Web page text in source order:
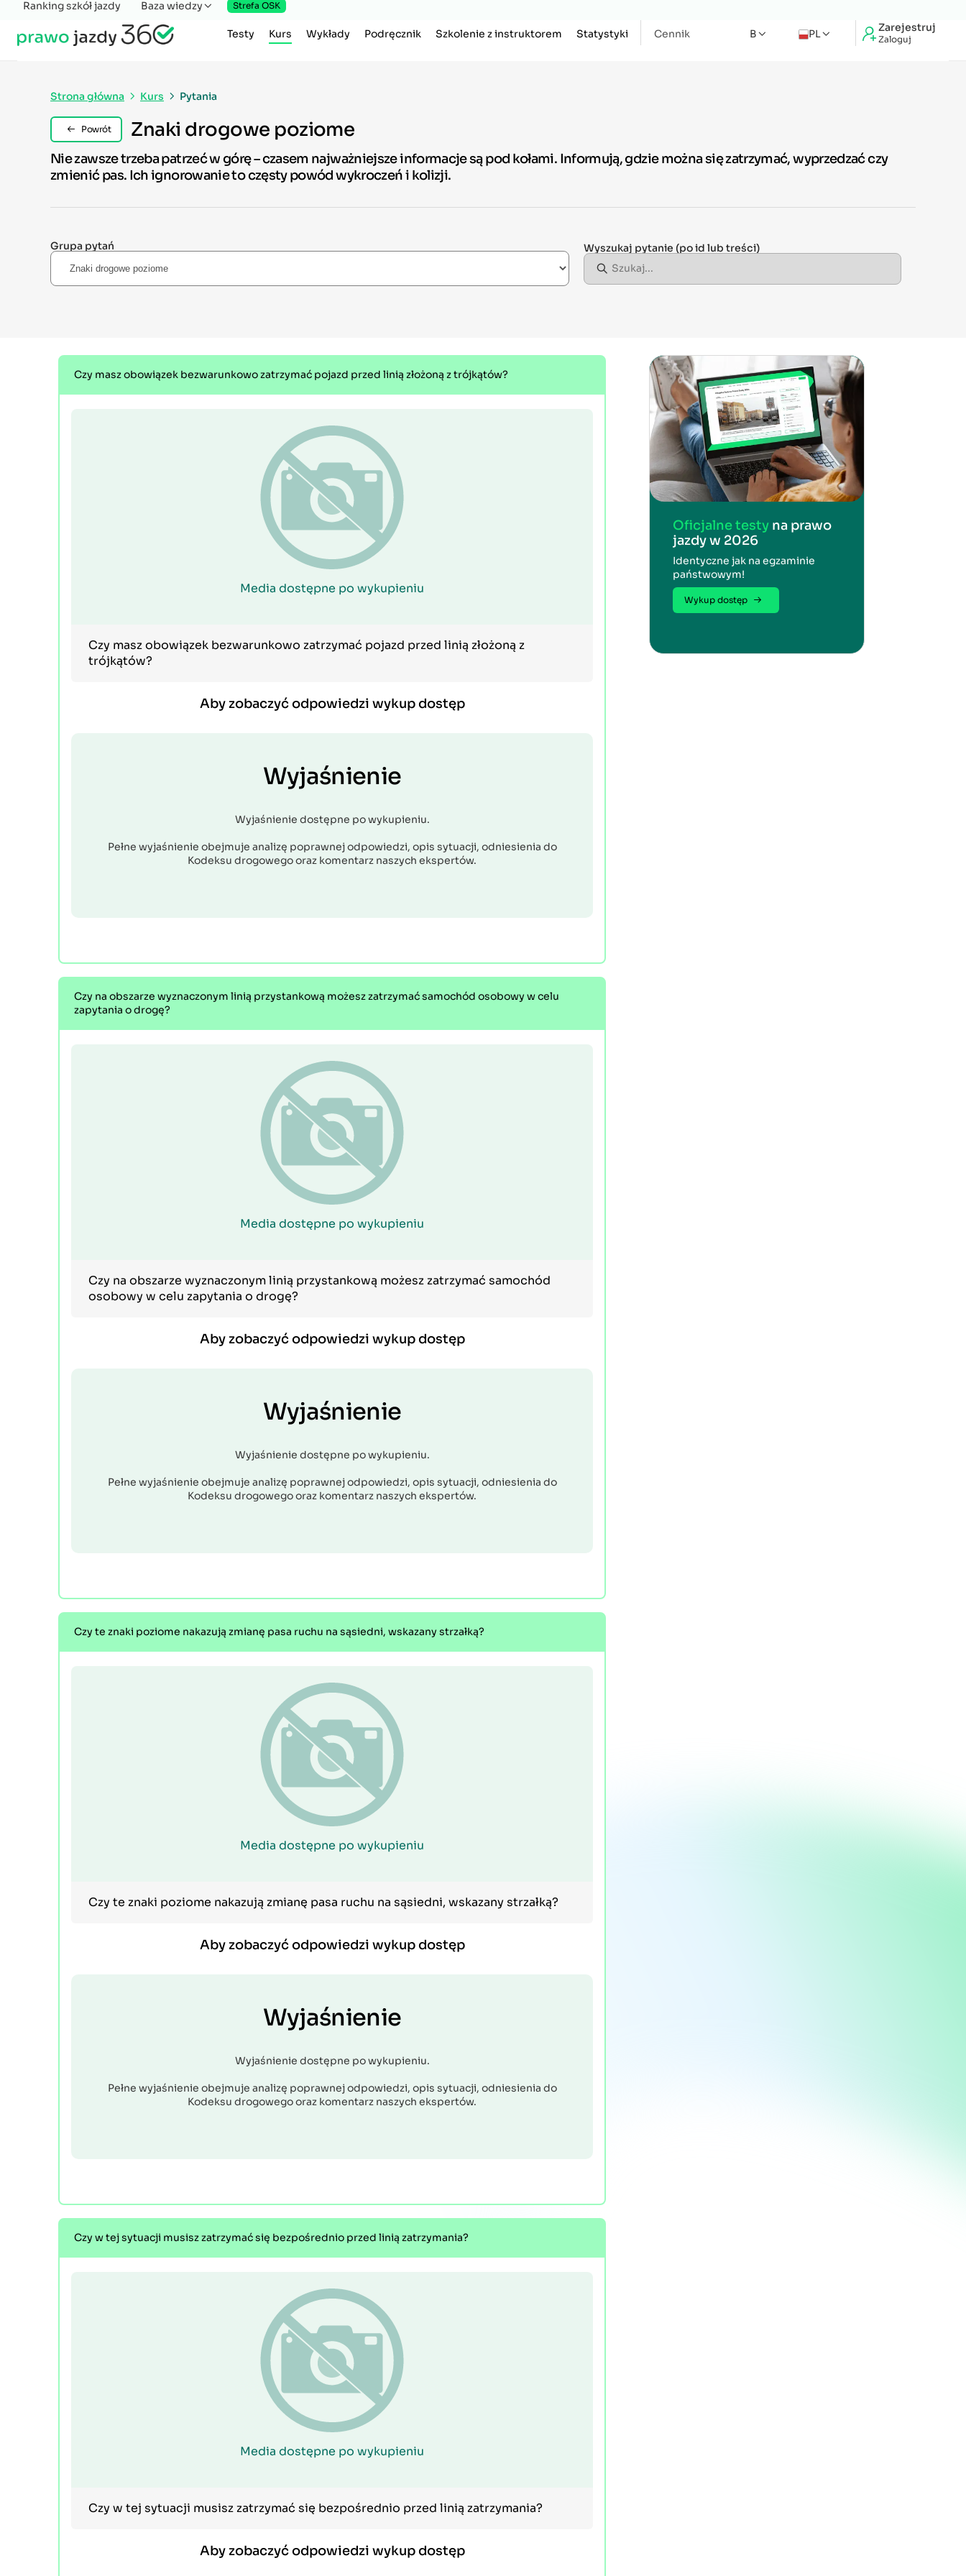
Zarejestruj
Zaloguj
PL
Testy Kurs Wykłady Podręcznik Szkolenie z instruktorem Statystyki Cennik B
Ranking szkół jazdy Baza wiedzy Strefa OSK
Strona główna Kurs Pytania
Powrót Znaki drogowe poziome
Nie zawsze trzeba patrzeć w górę – czasem najważniejsze informacje są pod kołami. Informują, gdzie można się zatrzymać, wyprzedzać czy
zmienić pas. Ich ignorowanie to częsty powód wykroczeń i kolizji.
Grupa pytań Wyszukaj pytanie (po id lub treści)
Czy masz obowiązek bezwarunkowo zatrzymać pojazd przed linią złożoną z trójkątów?
Media dostępne po wykupieniu
Czy masz obowiązek bezwarunkowo zatrzymać pojazd przed linią złożoną z
trójkątów?
Aby zobaczyć odpowiedzi wykup dostęp
Wyjaśnienie
Wyjaśnienie dostępne po wykupieniu.
Pełne wyjaśnienie obejmuje analizę poprawnej odpowiedzi, opis sytuacji, odniesienia do
Kodeksu drogowego oraz komentarz naszych ekspertów.
Czy na obszarze wyznaczonym linią przystankową możesz zatrzymać samochód osobowy w celu
zapytania o drogę?
Media dostępne po wykupieniu
Czy na obszarze wyznaczonym linią przystankową możesz zatrzymać samochód
osobowy w celu zapytania o drogę?
Aby zobaczyć odpowiedzi wykup dostęp
Wyjaśnienie
Wyjaśnienie dostępne po wykupieniu.
Pełne wyjaśnienie obejmuje analizę poprawnej odpowiedzi, opis sytuacji, odniesienia do
Kodeksu drogowego oraz komentarz naszych ekspertów.
Czy te znaki poziome nakazują zmianę pasa ruchu na sąsiedni, wskazany strzałką?
Media dostępne po wykupieniu
Czy te znaki poziome nakazują zmianę pasa ruchu na sąsiedni, wskazany strzałką?
Aby zobaczyć odpowiedzi wykup dostęp
Wyjaśnienie
Wyjaśnienie dostępne po wykupieniu.
Pełne wyjaśnienie obejmuje analizę poprawnej odpowiedzi, opis sytuacji, odniesienia do
Kodeksu drogowego oraz komentarz naszych ekspertów.
Czy w tej sytuacji musisz zatrzymać się bezpośrednio przed linią zatrzymania?
Media dostępne po wykupieniu
Czy w tej sytuacji musisz zatrzymać się bezpośrednio przed linią zatrzymania?
Aby zobaczyć odpowiedzi wykup dostęp
Oficjalne testy na prawo
jazdy w 2026
Identyczne jak na egzaminie
państwowym!
Wykup dostęp